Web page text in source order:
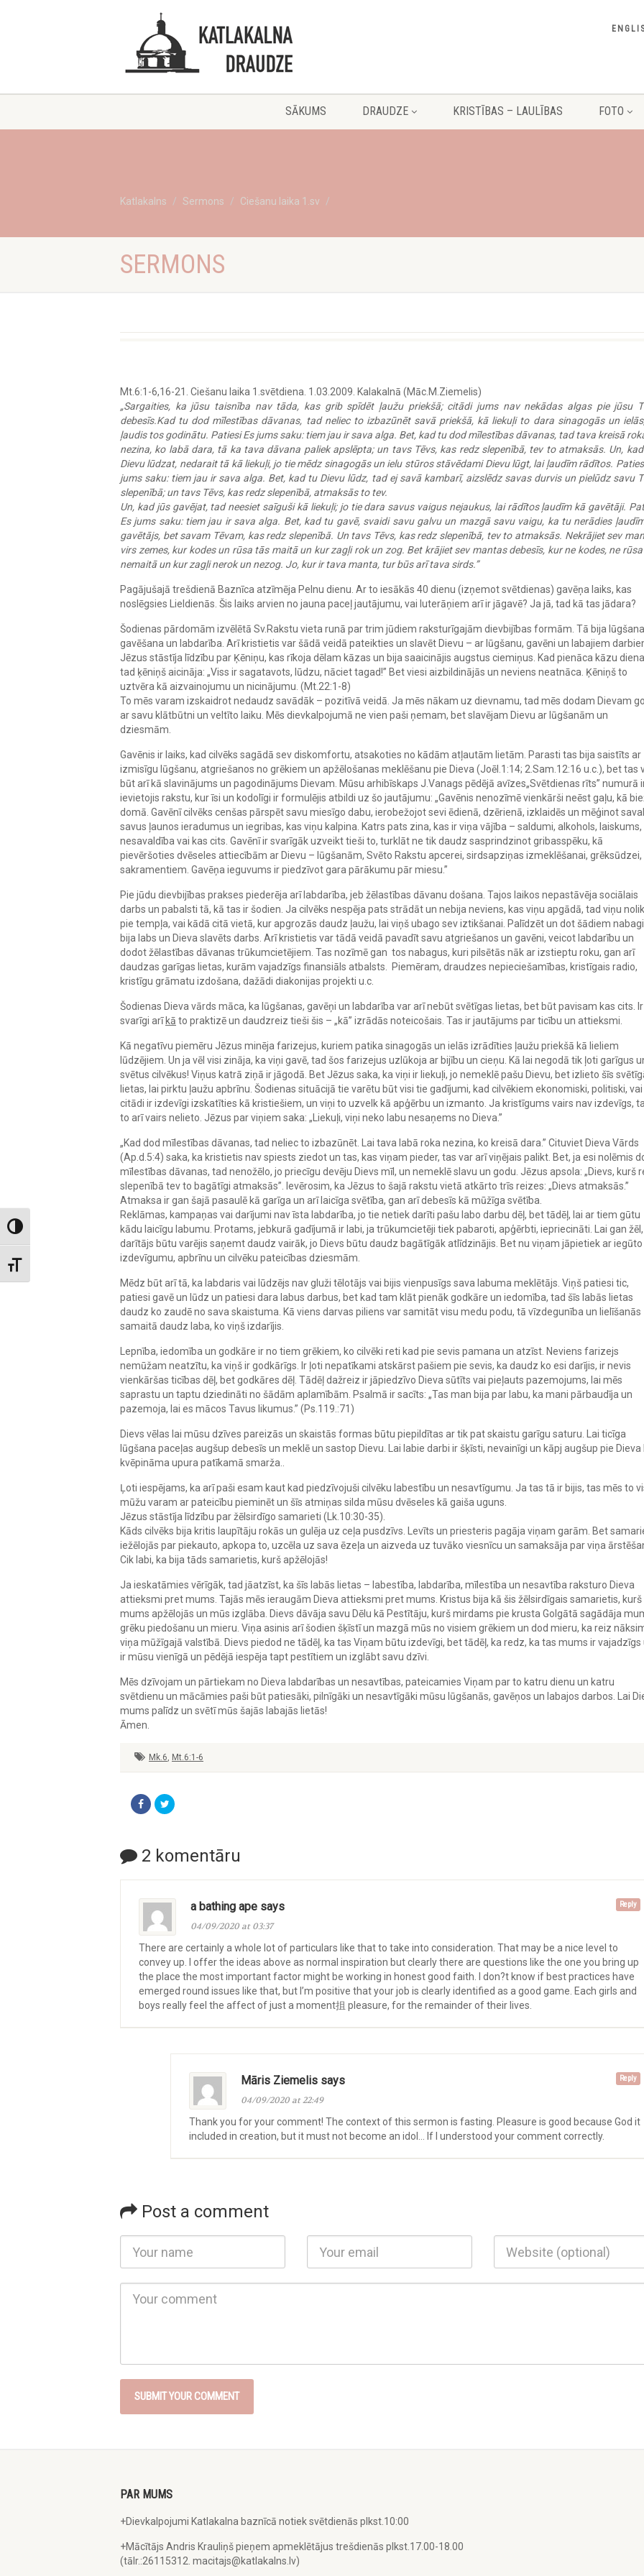
Toggle High Contrast
Toggle Font size
SĀKUMS DRAUDZE KRISTĪBAS – LAULĪBAS FOTO
Katlakalns Sermons Ciešanu laika 1.sv
SERMONS
Mt.6:1-6,16-21. Ciešanu laika 1.svētdiena. 1.03.2009. Kalakalnā (Māc.M.Ziemelis)
„Sargaities, ka jūsu taisnība nav tāda, kas grib spīdēt ļaužu priekšā; citādi jums nav nekādas algas pie jūsu
debesīs.Kad tu dod mīlestības dāvanas, tad neliec to izbazūnēt savā priekšā, kā liekuļi to dara sinagogās un
ļaudis tos godinātu. Patiesi Es jums saku: tiem jau ir sava alga. Bet, kad tu dod mīlestības dāvanas, tad tava kreisā
nezina, ko labā dara, tā ka tava dāvana paliek apslēpta; un tavs Tēvs, kas redz slepenībā, tev to atmaksās. Un,
Dievu lūdzat, nedarait tā kā liekuļi, jo tie mēdz sinagogās un ielu stūros stāvēdami Dievu lūgt, lai ļaudīm rādītos.
jums saku: tiem jau ir sava alga. Bet, kad tu Dievu lūdz, tad ej savā kambarī, aizslēdz savas durvis un pielūdz savu
slepenībā; un tavs Tēvs, kas redz slepenībā, atmaksās to tev.
Un, kad jūs gavējat, tad neesiet saīguši kā liekuļi; jo tie dara savus vaigus nejaukus, lai rādītos ļaudīm kā gavētāji.
Es jums saku: tiem jau ir sava alga. Bet, kad tu gavē, svaidi savu galvu un mazgā savu vaigu, ka tu nerādies
gavētājs, bet savam Tēvam, kas redz slepenībā. Un tavs Tēvs, kas redz slepenībā, tev to atmaksās. Nekrājiet sev
virs zemes, kur kodes un rūsa tās maitā un kur zagļi rok un zog. Bet krājiet sev mantas debesīs, kur ne kodes, ne
nemaitā un kur zagļi nerok un nezog. Jo, kur ir tava manta, tur būs arī tava sirds.”
Pagājušajā trešdienā Baznīca atzīmēja Pelnu dienu. Ar to iesākās 40 dienu (izņemot svētdienas) gavēņa laiks, kas
noslēgsies Lieldienās. Šis laiks arvien no jauna paceļ jautājumu, vai luterāņiem arī ir jāgavē? Ja jā, tad kā tas jādara?
Šodienas pārdomām izvēlētā Sv.Rakstu vieta runā par trim jūdiem raksturīgajām dievbijības formām. Tā bija
gavēšana un labdarība. Arī kristietis var šādā veidā pateikties un slavēt Dievu – ar lūgšanu, gavēni un labajiem
Jēzus stāstīja līdzību par Ķēniņu, kas rīkoja dēlam kāzas un bija saaicinājis augstus ciemiņus. Kad pienāca kāzu
tad ķēniņš aicināja: „Viss ir sagatavots, lūdzu, nāciet tagad!” Bet viesi aizbildinājās un neviens neatnāca. Ķēniņš to
uztvēra kā aizvainojumu un nicinājumu. (Mt.22:1-8)
To mēs varam izskaidrot nedaudz savādāk – pozitīvā veidā. Ja mēs nākam uz dievnamu, tad mēs dodam Dievam
ar savu klātbūtni un veltīto laiku. Mēs dievkalpojumā ne vien paši ņemam, bet slavējam Dievu ar lūgšanām un
dziesmām.
Gavēnis ir laiks, kad cilvēks sagādā sev diskomfortu, atsakoties no kādām atļautām lietām. Parasti tas bija saistīts ar
izmisīgu lūgšanu, atgriešanos no grēkiem un apžēlošanas meklēšanu pie Dieva (Joēl.1:14; 2.Sam.12:16 u.c.), bet tas
būt arī kā slavinājums un pagodinājums Dievam. Mūsu arhibīskaps J.Vanags pēdējā avīzes„Svētdienas rīts” numurā
ievietojis rakstu, kur īsi un kodolīgi ir formulējis atbildi uz šo jautājumu: „Gavēnis nenozīmē vienkārši neēst gaļu, kā
domā. Gavēnī cilvēks cenšas pārspēt savu miesīgo dabu, ierobežojot sevi ēdienā, dzērienā, izklaidēs un mēģinot
savus ļaunos ieradumus un iegribas, kas viņu kalpina. Katrs pats zina, kas ir viņa vājība – saldumi, alkohols, laiskums,
nesavaldība vai kas cits. Gavēnī ir svarīgāk uzveikt tieši to, turklāt ne tik daudz sasprindzinot gribasspēku, kā
pievēršoties dvēseles attiecībām ar Dievu – lūgšanām, Svēto Rakstu apcerei, sirdsapziņas izmeklēšanai, grēksūdzei,
sakramentiem. Gavēņa ieguvums ir piedzīvot gara pārākumu pār miesu.”
Pie jūdu dievbijības prakses piederēja arī labdarība, jeb žēlastības dāvanu došana. Tajos laikos nepastāvēja sociālais
darbs un pabalsti tā, kā tas ir šodien. Ja cilvēks nespēja pats strādāt un nebija neviens, kas viņu apgādā, tad viņu
pie tempļa, vai kādā citā vietā, kur apgrozās daudz ļaužu, lai viņš ubago sev iztikšanai. Palīdzēt un dot šādiem
bija labs un Dieva slavēts darbs. Arī kristietis var tādā veidā pavadīt savu atgriešanos un gavēni, veicot labdarību un
dodot žēlastības dāvanas trūkumcietējiem. Tas nozīmē gan tos nabagus, kuri pilsētās nāk ar izstieptu roku, gan arī
daudzas garīgas lietas, kurām vajadzīgs finansiāls atbalsts. Piemēram, draudzes nepieciešamības, kristīgais radio,
kristīgu grāmatu izdošana, dažādi diakonijas projekti u.c.
Šodienas Dieva vārds māca, ka lūgšanas, gavēņi un labdarība var arī nebūt svētīgas lietas, bet būt pavisam kas cits. Ir
svarīgi arī kā to praktizē un daudzreiz tieši šis – „kā” izrādās noteicošais. Tas ir jautājums par ticību un attieksmi.
Kā negatīvu piemēru Jēzus minēja farizejus, kuriem patika sinagogās un ielās izrādīties ļaužu priekšā kā lieliem
lūdzējiem. Un ja vēl visi zināja, ka viņi gavē, tad šos farizejus uzlūkoja ar bijību un cieņu. Kā lai negodā tik ļoti garīgus
svētus cilvēkus! Viņus katrā ziņā ir jāgodā. Bet Jēzus saka, ka viņi ir liekuļi, jo nemeklē pašu Dievu, bet izlieto šīs
lietas, lai pirktu ļaužu apbrīnu. Šodienas situācijā tie varētu būt visi tie gadījumi, kad cilvēkiem ekonomiski, politiski, vai
citādi ir izdevīgi izskatīties kā kristiešiem, un viņi to uzvelk kā apģērbu un izmanto. Ja kristīgums vairs nav izdevīgs,
to arī vairs nelieto. Jēzus par viņiem saka: „Liekuļi, viņi neko labu nesaņems no Dieva.”
„Kad dod mīlestības dāvanas, tad neliec to izbazūnēt. Lai tava labā roka nezina, ko kreisā dara.” Cituviet Dieva Vārds
(Ap.d.5:4) saka, ka kristietis nav spiests ziedot un tas, kas viņam pieder, tas var arī viņējais palikt. Bet, ja esi nolēmis
mīlestības dāvanas, tad nenožēlo, jo priecīgu devēju Dievs mīl, un nemeklē slavu un godu. Jēzus apsola: „Dievs, kurš
slepenībā tev to bagātīgi atmaksās”. Ievērosim, ka Jēzus to šajā rakstu vietā atkārto trīs reizes: „Dievs atmaksās.”
Atmaksa ir gan šajā pasaulē kā garīga un arī laicīga svētība, gan arī debesīs kā mūžīga svētība.
Reklāmas, kampaņas vai darījumi nav īsta labdarība, jo tie netiek darīti pašu labo darbu dēļ, bet tādēļ, lai ar tiem gūtu
kādu laicīgu labumu. Protams, jebkurā gadījumā ir labi, ja trūkumcietēji tiek pabaroti, apģērbti, iepriecināti. Lai gan žēl,
darītājs būtu varējis saņemt daudz vairāk, jo Dievs būtu daudz bagātīgāk atlīdzinājis. Bet nu viņam jāpietiek ar iegūto
izdevīgumu, apbrīnu un cilvēku pateicības dziesmām.
Mēdz būt arī tā, ka labdaris vai lūdzējs nav gluži tēlotājs vai bijis vienpusīgs sava labuma meklētājs. Viņš patiesi tic,
patiesi gavē un lūdz un patiesi dara labus darbus, bet kad tam klāt pienāk godkāre un iedomība, tad šīs labās lietas
daudz ko zaudē no sava skaistuma. Kā viens darvas piliens var samitāt visu medu podu, tā vīzdegunība un lielīšanās
samaitā daudz laba, ko viņš izdarījis.
Lepnība, iedomība un godkāre ir no tiem grēkiem, ko cilvēki reti kad pie sevis pamana un atzīst. Neviens farizejs
nemūžam neatzītu, ka viņš ir godkārīgs. Ir ļoti nepatīkami atskārst pašiem pie sevis, ka daudz ko esi darījis, ir nevis
vienkāršas ticības dēļ, bet godkāres dēļ. Tādēļ dažreiz ir jāpiedzīvo Dieva sūtīts vai pieļauts pazemojums, lai mēs
saprastu un taptu dziedināti no šādām aplamībām. Psalmā ir sacīts: „Tas man bija par labu, ka mani pārbaudīja un
pazemoja, lai es mācos Tavus likumus.” (Ps.119.:71)
Dievs vēlas lai mūsu dzīves pareizās un skaistās formas būtu piepildītas ar tik pat skaistu garīgu saturu. Lai ticīga
lūgšana paceļas augšup debesīs un meklē un sastop Dievu. Lai labie darbi ir šķīsti, nevainīgi un kāpj augšup pie Dieva
kvēpināma upura patīkamā smarža..
Ļoti iespējams, ka arī paši esam kaut kad piedzīvojuši cilvēku labestību un nesavtīgumu. Ja tas tā ir bijis, tas mēs to
mūžu varam ar pateicību pieminēt un šīs atmiņas silda mūsu dvēseles kā gaiša uguns.
Jēzus stāstīja līdzību par žēlsirdīgo samarieti (Lk.10:30-35).
Kāds cilvēks bija kritis laupītāju rokās un gulēja uz ceļa pusdzīvs. Levīts un priesteris pagāja viņam garām. Bet
iežēlojās par piekauto, apkopa to, uzcēla uz sava ēzeļa un aizveda uz tuvāko viesnīcu un samaksāja par viņa
Cik labi, ka bija tāds samarietis, kurš apžēlojās!
Ja ieskatāmies vērīgāk, tad jāatzīst, ka šīs labās lietas – labestība, labdarība, mīlestība un nesavtība raksturo Dieva
attieksmi pret mums. Tajās mēs ieraugām Dieva attieksmi pret mums. Kristus bija kā šis žēlsirdīgais samarietis, kurš
mums apžēlojās un mūs izglāba. Dievs dāvāja savu Dēlu kā Pestītāju, kurš mirdams pie krusta Golgātā sagādāja
grēku piedošanu un mieru. Viņa asinis arī šodien šķīstī un mazgā mūs no visiem grēkiem un dod mieru, ka reiz
viņa mūžīgajā valstībā. Dievs piedod ne tādēļ, ka tas Viņam būtu izdevīgi, bet tādēļ, ka redz, ka tas mums ir vajadzīgs
ir mūsu vienīgā un pēdējā iespēja tapt pestītiem un izglābt savu dzīvi.
Mēs dzīvojam un pārtiekam no Dieva labdarības un nesavtības, pateicamies Viņam par to katru dienu un katru
svētdienu un mācāmies paši būt patiesāki, pilnīgāki un nesavtīgāki mūsu lūgšanās, gavēņos un labajos darbos. Lai
mums palīdz un svētī mūs šajās labajās lietās!
Āmen.
Mk.6, Mt.6:1-6
2 komentāru
Reply
a bathing ape says
04/09/2020 at 03:37
There are certainly a whole lot of particulars like that to take into consideration. That may be a nice level to
convey up. I offer the ideas above as normal inspiration but clearly there are questions like the one you bring up
the place the most important factor might be working in honest good faith. I don?t know if best practices have
emerged round issues like that, but I’m positive that your job is clearly identified as a good game. Each girls and
boys really feel the affect of just a moment抯 pleasure, for the remainder of their lives.
Reply
Māris Ziemelis says
04/09/2020 at 22:49
Thank you for your comment! The context of this sermon is fasting. Pleasure is good because God it
included in creation, but it must not become an idol… If I understood your comment correctly.
Post a comment
PAR MUMS
+Dievkalpojumi Katlakalna baznīcā notiek svētdienās plkst.10:00
+Mācītājs Andris Krauliņš pieņem apmeklētājus trešdienās plkst.17.00-18.00
(tālr.:26115312. macitajs@katlakalns.lv)